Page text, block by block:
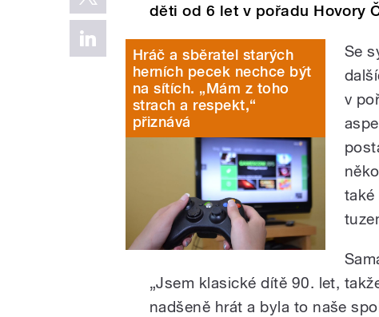
děti od 6 let v pořadu Hovory
Hráč a sběratel starých
herních pecek nechce být
na sítích. „Mám z toho
strach a respekt,“
přiznává
Se
v
také
„Jsem klasické dítě 90. let,
nadšeně hrát a byla to naše